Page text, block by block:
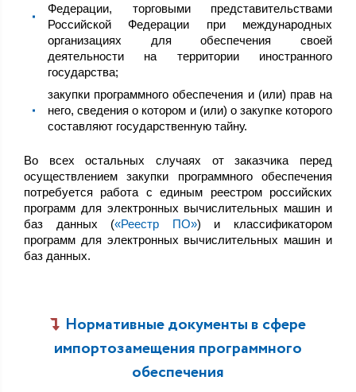
Федерации, торговыми представительствами
Российской Федерации при международных
организациях для обеспечения своей
деятельности на территории иностранного
государства;
закупки программного обеспечения и (или) прав на
него, сведения о котором и (или) о закупке которого
составляют государственную тайну.
Во всех остальных случаях от заказчика перед
осуществлением закупки программного обеспечения
потребуется работа с единым реестром российских
программ для электронных вычислительных машин и
баз данных («Реестр ПО») и классификатором
программ для электронных вычислительных машин и
баз данных.
Нормативные документы в сфере
импортозамещения программного
обеспечения